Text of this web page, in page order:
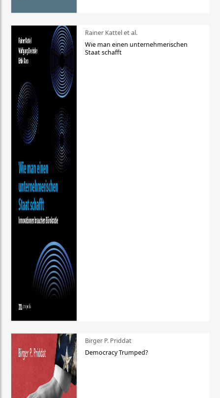
Rainer Kattel et al.
Wie man einen unternehmerischen
Staat schafft
Birger P. Priddat
Democracy Trumped?